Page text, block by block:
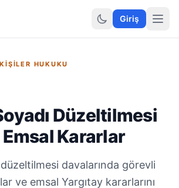
Hukuki Araçlar
Giriş
KIŞILER HUKUKU
Düzeltilmesi
Emsal Kararlar
düzeltilmesi davalarında görevli
ve emsal Yargıtay kararlarını